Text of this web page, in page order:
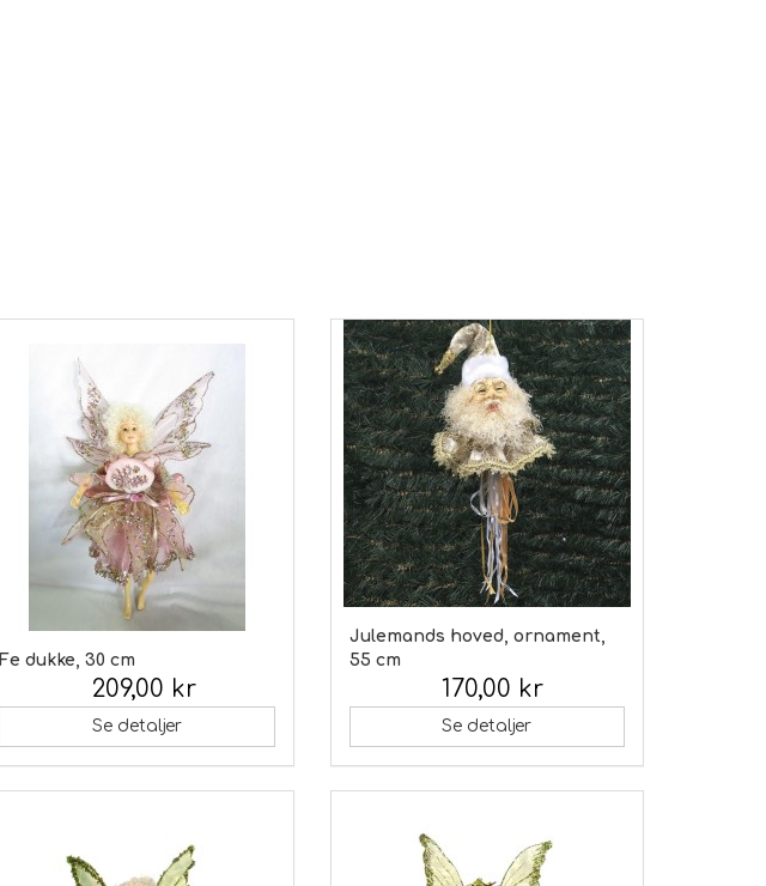
Fe dukke, 30 cm
209,00 kr
Se detaljer
Julemands hoved, ornament,
55 cm
170,00 kr
Se detaljer